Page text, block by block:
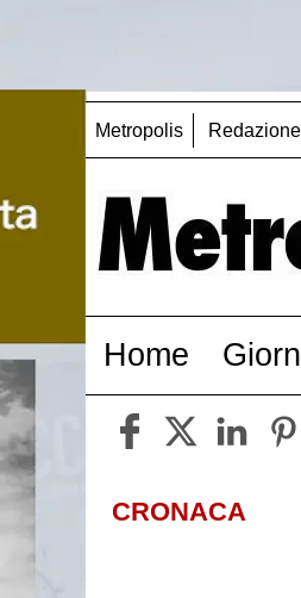
Metropolis Redazione
Home
CRONACA